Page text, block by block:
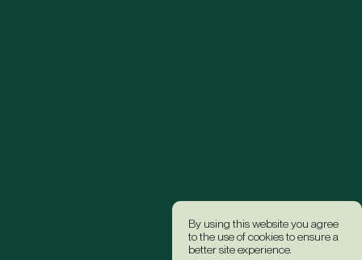
By using this website you agree
to the use of cookies to ensure a
better site experience.